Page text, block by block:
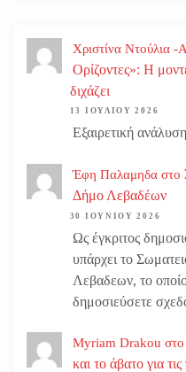
Χριστίνα Ντούλια -
Ορίζοντες»: Η
διχάζει
13 ΙΟΥΛΊΟΥ 2026
Εξαιρετική
Έφη Παλαμηδα στο
Δήμο Λεβαδέων
30 ΙΟΥΝΊΟΥ 2026
Ως έγκριτος
υπάρχει το
Λεβαδεων, το
δημοσιεύσετε
Myriam Drakou στο
και το άβατο για τις